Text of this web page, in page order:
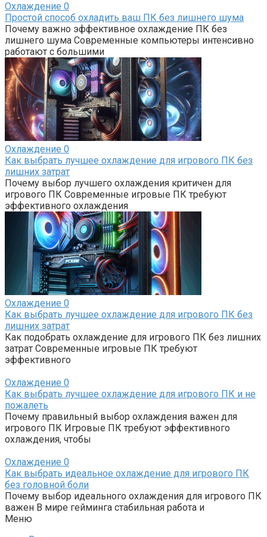
Охлаждение 0
Простой способ охладить ваш ПК без лишнего шума
Почему важно эффективное охлаждение ПК без
лишнего шума Современные компьютеры интенсивно
работают с большими
Охлаждение 0
Как выбрать лучшее охлаждение для игрового ПК без
лишних затрат
Почему выбор лучшего охлаждения критичен для
игрового ПК Современные игровые ПК требуют
эффективного охлаждения
Охлаждение 0
Как выбрать лучшее охлаждение для игрового ПК без
лишних затрат
Как подобрать охлаждение для игрового ПК без лишних
затрат Современные игровые ПК требуют
эффективного
Охлаждение 0
Как выбрать лучшее охлаждение для игрового ПК и не
пожалеть
Почему правильный выбор охлаждения важен для
игрового ПК Игровые ПК требуют эффективного
охлаждения, чтобы
Охлаждение 0
Как выбрать идеальное охлаждение для игрового ПК
без головной боли
Почему выбор идеального охлаждения для игрового ПК
важен В мире гейминга стабильная работа и
Меню